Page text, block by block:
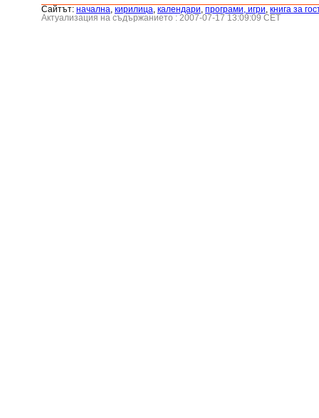
Сайтът: началнa, кирилица, календари, програми, игри, книга за
Актуализация на съдържанието : 2007-07-17 13:09:09 CET